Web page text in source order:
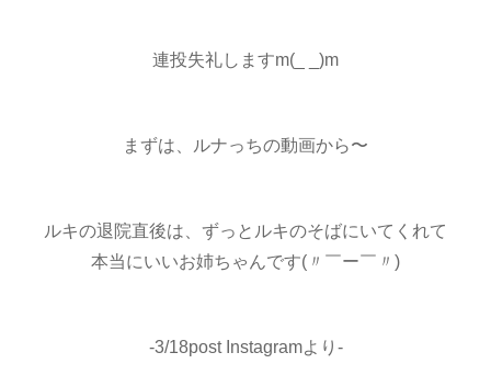
連投失礼しますm(_ _)m
まずは、ルナっちの動画から〜
ルキの退院直後は、ずっとルキのそばにいてくれて
本当にいいお姉ちゃんです(〃￣ー￣〃)
-3/18post Instagramより-